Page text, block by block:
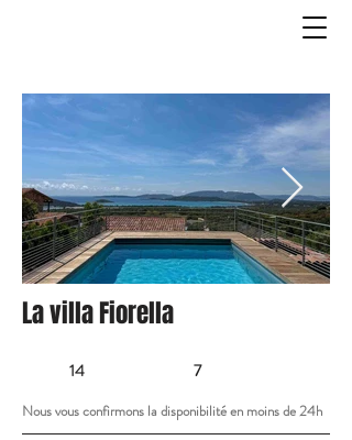
La villa Fiorella
14 7
Nous vous confirmons la disponibilité en moins de 24h